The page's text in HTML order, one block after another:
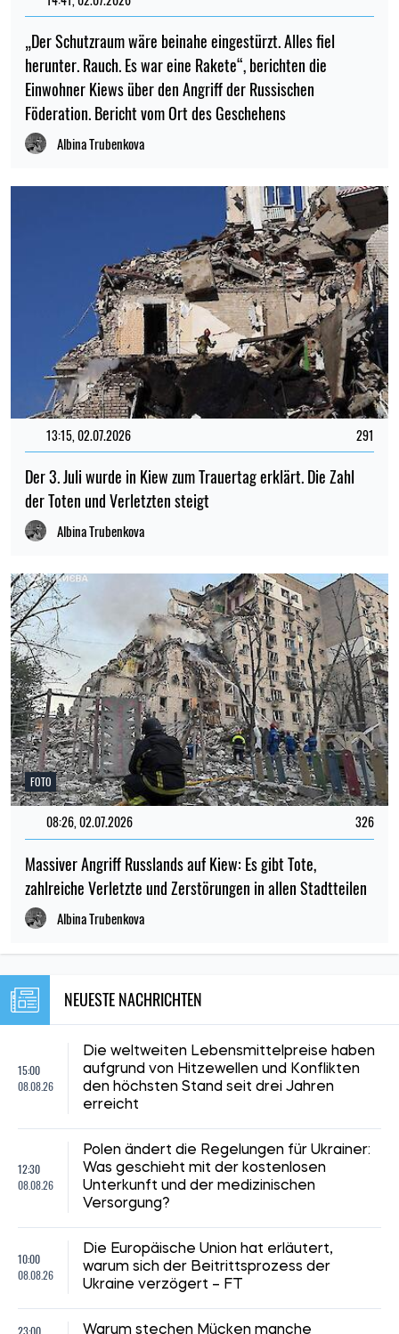
„Der Schutzraum wäre beinahe eingestürzt. Alles fiel
herunter. Rauch. Es war eine Rakete“, berichten die
Einwohner Kiews über den Angriff der Russischen
Föderation. Bericht vom Ort des Geschehens
Albina Trubenkova
13:15, 02.07.2026 291
Der 3. Juli wurde in Kiew zum Trauertag erklärt. Die Zahl
der Toten und Verletzten steigt
Albina Trubenkova
FOTO
08:26, 02.07.2026 326
Massiver Angriff Russlands auf Kiew: Es gibt Tote,
zahlreiche Verletzte und Zerstörungen in allen Stadtteilen
Albina Trubenkova
NEUESTE NACHRICHTEN
15:00
08.08.26
Die weltweiten Lebensmittelpreise haben
aufgrund von Hitzewellen und Konflikten
den höchsten Stand seit drei Jahren
erreicht
12:30
08.08.26
Polen ändert die Regelungen für Ukrainer:
Was geschieht mit der kostenlosen
Unterkunft und der medizinischen
Versorgung?
10:00
08.08.26
Die Europäische Union hat erläutert,
warum sich der Beitrittsprozess der
Ukraine verzögert – FT
23:00
Warum stechen Mücken manche